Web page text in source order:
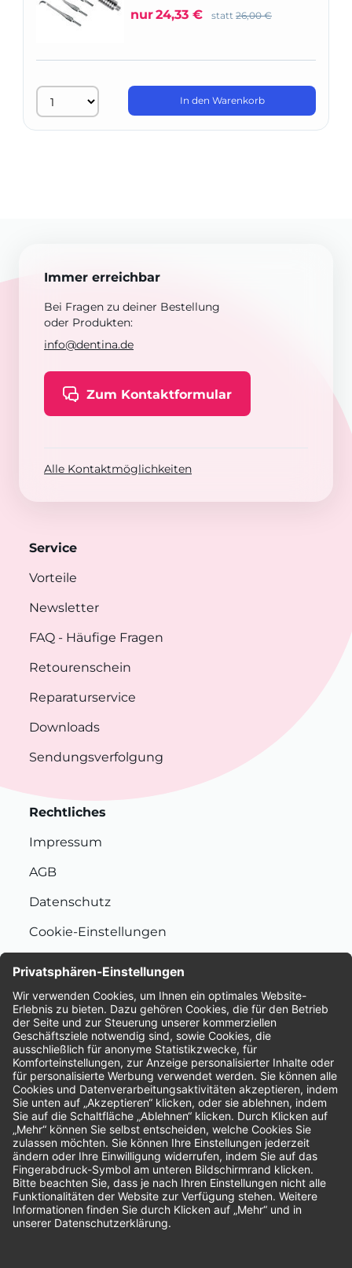
nur24,33 € statt 26,00 €
In den Warenkorb
Immer erreichbar
Bei Fragen zu deiner Bestellung
oder Produkten:
info@dentina.de
Zum Kontaktformular
Alle Kontaktmöglichkeiten
Service
Vorteile
Newsletter
FAQ - Häufige Fragen
Retourenschein
Reparaturservice
Downloads
Sendungsverfolgung
Rechtliches
Impressum
AGB
Datenschutz
Cookie-Einstellungen
Bewertungen